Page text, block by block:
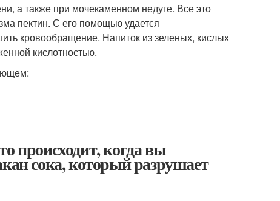
а также при мочекаменном недуге. Все это
пектин. С его помощью удается
кровообращение. Напиток из зеленых, кислых
кислотностью.
происходит, когда вы
сока, который разрушает